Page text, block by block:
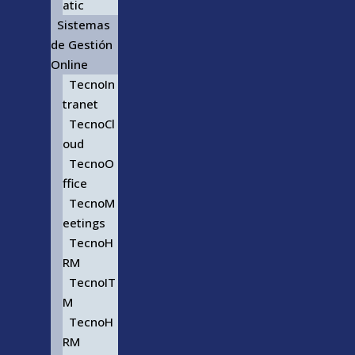
atic
Sistemas
de Gestión
Online
TecnoIn
tranet
TecnoCl
oud
TecnoO
ffice
TecnoM
eetings
TecnoH
RM
TecnoIT
M
TecnoH
RM